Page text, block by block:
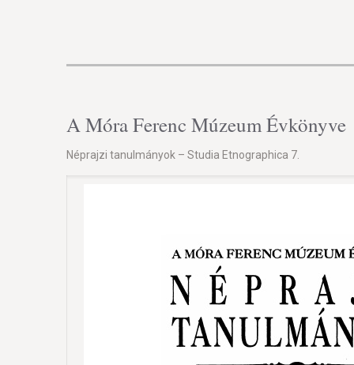
A Móra Ferenc Múzeum Évkönyve
Néprajzi tanulmányok – Studia Etnographica 7.